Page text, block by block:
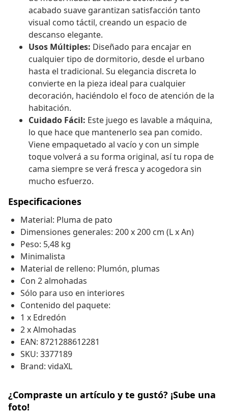
acabado suave garantizan satisfacción tanto
visual como táctil, creando un espacio de
descanso elegante.
Usos Múltiples: Diseñado para encajar en
cualquier tipo de dormitorio, desde el urbano
hasta el tradicional. Su elegancia discreta lo
convierte en la pieza ideal para cualquier
decoración, haciéndolo el foco de atención de la
habitación.
Cuidado Fácil: Este juego es lavable a máquina,
lo que hace que mantenerlo sea pan comido.
Viene empaquetado al vacío y con un simple
toque volverá a su forma original, así tu ropa de
cama siempre se verá fresca y acogedora sin
mucho esfuerzo.
Especificaciones
Material: Pluma de pato
Dimensiones generales: 200 x 200 cm (L x An)
Peso: 5,48 kg
Minimalista
Material de relleno: Plumón, plumas
Con 2 almohadas
Sólo para uso en interiores
Contenido del paquete:
1 x Edredón
2 x Almohadas
EAN: 8721288612281
SKU: 3377189
Brand: vidaXL
¿Compraste un artículo y te gustó? ¡Sube una
foto!